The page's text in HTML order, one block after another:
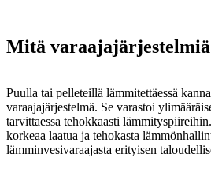
Mitä
Puulla tai pelleteillä lämmitettäessä
varaajajärjestelmä. Se varastoi
tarvittaessa tehokkaasti
korkeaa laatua ja tehokasta
lämminvesivaraajasta erityisen